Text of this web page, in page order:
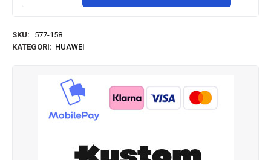
SKU:
577-158
KATEGORI: HUAWEI